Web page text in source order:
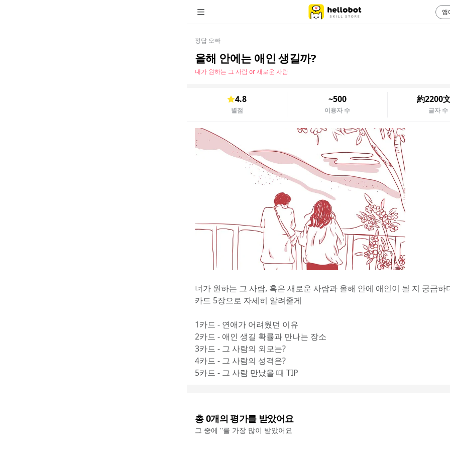
정답 오빠
올해 안에는 애인 생길까?
내가 원하는 그 사람 or 새로운 사람
4.8
별점
~500
이용자 수
約2200
글자 수
너가 원하는 그 사람, 혹은 새로운 사람과 올해 안에 애인이 될 지 궁금하
카드 5장으로 자세히 알려줄게
1카드 - 연애가 어려웠던 이유
2카드 - 애인 생길 확률과 만나는 장소
3카드 - 그 사람의 외모는?
4카드 - 그 사람의 성격은?
5카드 - 그 사람 만났을 때 TIP
총0개의 평가를 받았어요
그 중에 ''를 가장 많이 받았어요
앱